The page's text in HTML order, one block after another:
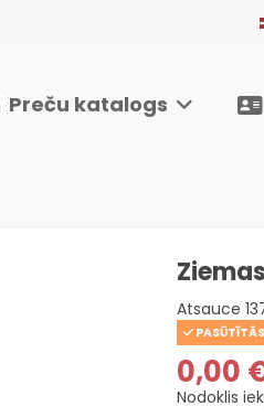
Preču katalogs
Atsauce
0,00
Nodoklis